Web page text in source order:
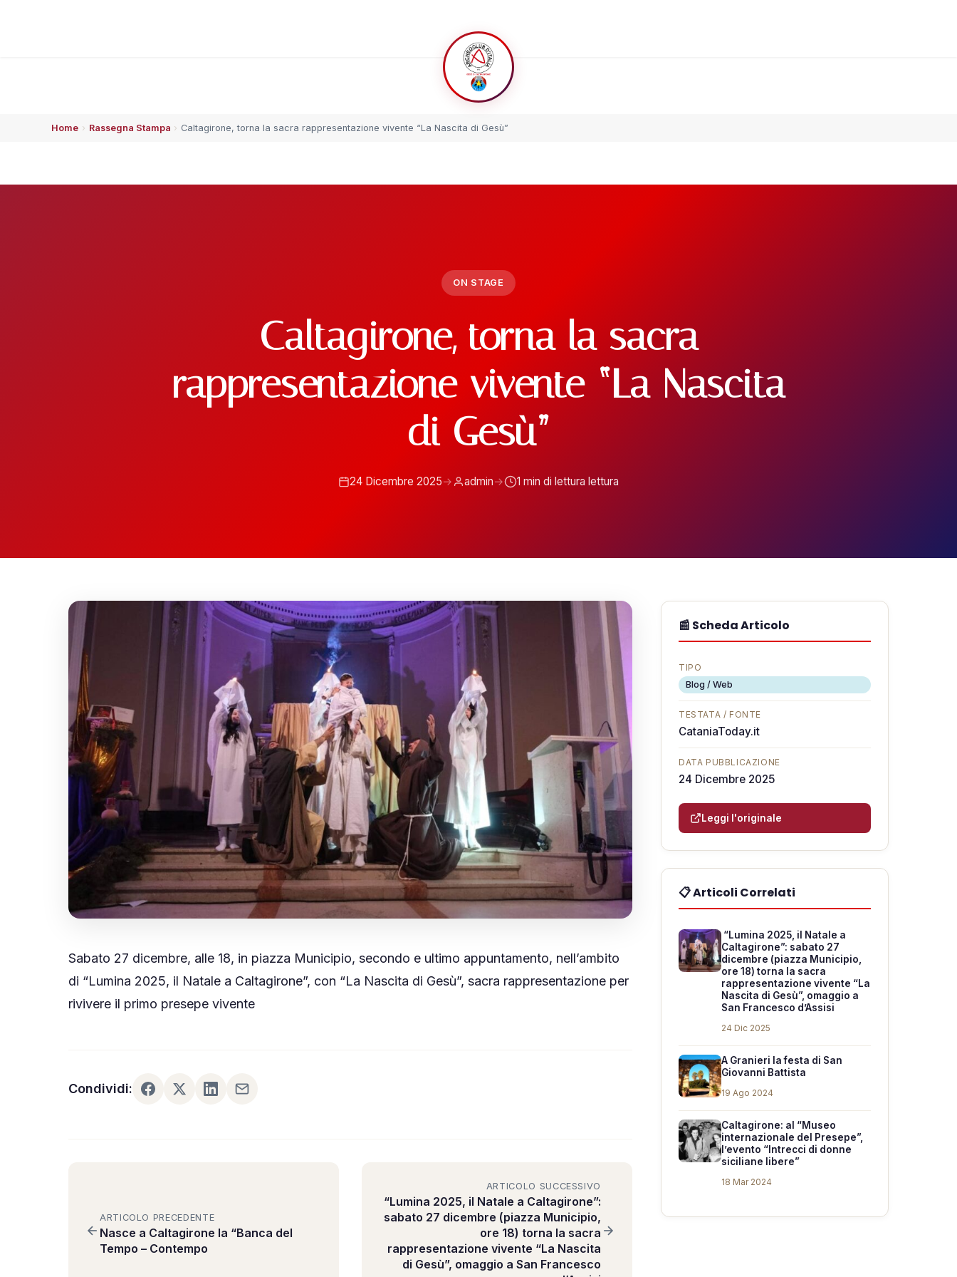
ESPLORA
📋 Attività e Progetti
🤝 Complici
📰 Rassegna Stampa
PARTECIPA
🤝 Diventa Socio
✋ Dai una mano
❤️ Sostienici
📋 Trasparenza
✉️ Contatti
🔑 Area Soci
Home › Rassegna Stampa › Caltagirone, torna la sacra rappresentazione vivente “La Nascita di Gesù”
ON STAGE
Caltagirone, torna la sacra
rappresentazione vivente “La Nascita
di Gesù”
24 Dicembre 2025→ admin→ 1 min di lettura lettura
Sabato 27 dicembre, alle 18, in piazza Municipio, secondo e ultimo appuntamento, nell’ambito
di “Lumina 2025, il Natale a Caltagirone”, con “La Nascita di Gesù”, sacra rappresentazione per
rivivere il primo presepe vivente
Condividi:
ARTICOLO PRECEDENTE
Nasce a Caltagirone la “Banca del
Tempo – Contempo
ARTICOLO SUCCESSIVO
“Lumina 2025, il Natale a Caltagirone”:
sabato 27 dicembre (piazza Municipio,
ore 18) torna la sacra
rappresentazione vivente “La Nascita
di Gesù”, omaggio a San Francesco
📰 Scheda Articolo
TIPO
Blog / Web
TESTATA / FONTE
CataniaToday.it
DATA PUBBLICAZIONE
24 Dicembre 2025
Leggi l'originale
📋 Articoli Correlati
“Lumina 2025, il Natale a
Caltagirone”: sabato 27
dicembre (piazza Municipio,
ore 18) torna la sacra
rappresentazione vivente “La
Nascita di Gesù”, omaggio a
San Francesco d’Assisi
24 Dic 2025
A Granieri la festa di San
Giovanni Battista
19 Ago 2024
Caltagirone: al “Museo
internazionale del Presepe”,
l’evento “Intrecci di donne
siciliane libere”
18 Mar 2024